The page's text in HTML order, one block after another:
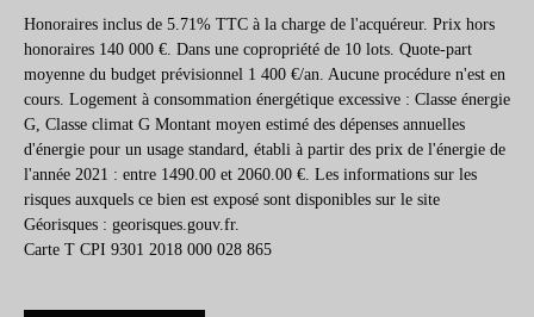
Honoraires inclus de 5.71% TTC à la charge de l'acquéreur. Prix hors
honoraires 140 000 €. Dans une copropriété de 10 lots. Quote-part
moyenne du budget prévisionnel 1 400 €/an. Aucune procédure n'est en
cours. Logement à consommation énergétique excessive : Classe énergie
G, Classe climat G Montant moyen estimé des dépenses annuelles
d'énergie pour un usage standard, établi à partir des prix de l'énergie de
l'année 2021 : entre 1490.00 et 2060.00 €. Les informations sur les
risques auxquels ce bien est exposé sont disponibles sur le site
Géorisques : georisques.gouv.fr.
Carte T CPI 9301 2018 000 028 865